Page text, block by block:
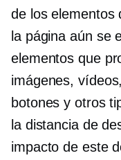
de los elementos
la página aún se
elementos que
imágenes,
botones y otros
la distancia de
impacto de este